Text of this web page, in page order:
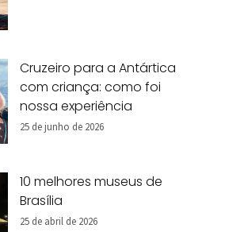
Cruzeiro para a Antártica
com criança: como foi
nossa experiência
25 de junho de 2026
10 melhores museus de
Brasília
25 de abril de 2026